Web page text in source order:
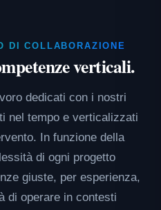
DI COLLABORAZIONE
verticali.
dedicati con i nostri
nel tempo e verticalizzati
In funzione della
di ogni progetto
giuste, per esperienza,
di operare in contesti